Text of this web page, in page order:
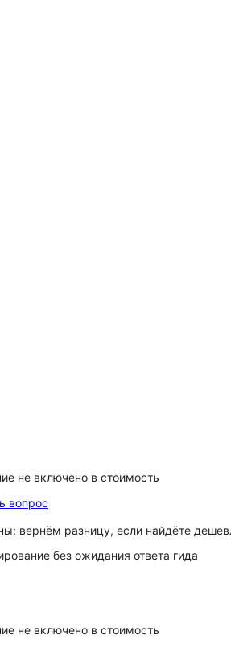
не включено в стоимость
вопрос
вернём разницу, если найдёте
без ожидания ответа гида
не включено в стоимость